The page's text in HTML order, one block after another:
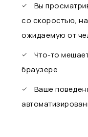
Вы
со скоростью,
ожидаемую от
Что-то
браузере
Ваше